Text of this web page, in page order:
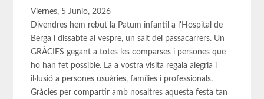
Viernes, 5 Junio, 2026
Divendres hem rebut la Patum infantil a l'Hospital de
Berga i dissabte al vespre, un salt del passacarrers. Un
GRÀCIES gegant a totes les comparses i persones que
ho han fet possible. La a vostra visita regala alegria i
il·lusió a persones usuàries, famílies i professionals.
Gràcies per compartir amb nosaltres aquesta festa tan